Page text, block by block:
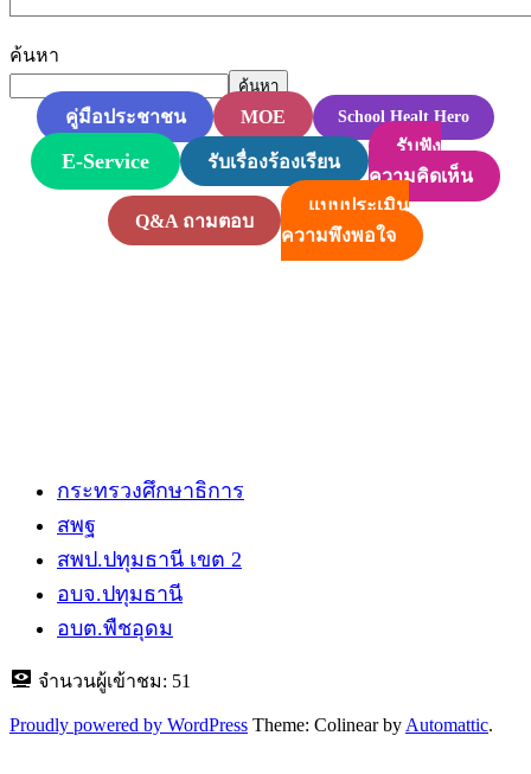
ค้นหา
ค้นหา
คู่มือประชาชน MOE School Healt Hero
E-Service รับเรื่องร้องเรียน
รับฟัง
ความคิดเห็น
Q&A ถามตอบ
แบบประเมิน
ความพึงพอใจ
กระทรวงศึกษาธิการ
สพฐ
สพป.ปทุมธานี​ เขต 2
อบจ.ปทุมธานี
อบต.พืชอุดม
จำนวนผู้เข้าชม: 51
Proudly powered by WordPress Theme: Colinear by Automattic.